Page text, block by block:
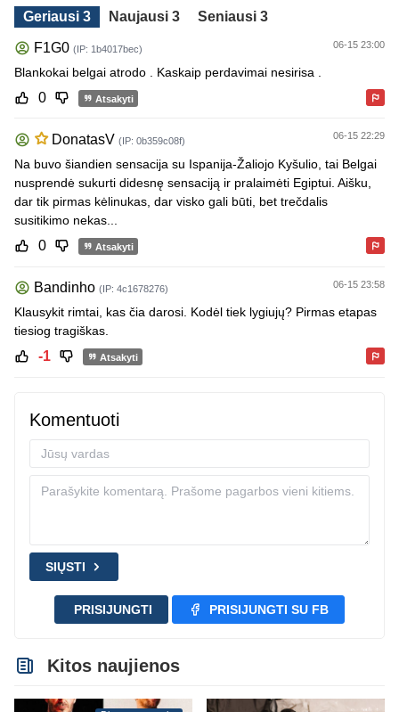
Geriausi 3 Naujausi 3 Seniausi 3
F1G0 (IP: 1b4017bec) 06-15 23:00
Blankokai belgai atrodo . Kaskaip perdavimai nesirisa .
0 Atsakyti
DonatasV (IP: 0b359c08f) 06-15 22:29
Na buvo šiandien sensacija su Ispanija-Žaliojo Kyšulio, tai Belgai
nusprendė sukurti didesnę sensaciją ir pralaimėti Egiptui. Aišku,
dar tik pirmas kėlinukas, dar visko gali būti, bet trečdalis
susitikimo nekas...
0 Atsakyti
Bandinho (IP: 4c1678276) 06-15 23:58
Klausykit rimtai, kas čia darosi. Kodėl tiek lygiujų? Pirmas etapas
tiesiog tragiškas.
-1 Atsakyti
Komentuoti
SIŲSTI
PRISIJUNGTI PRISIJUNGTI SU FB
Kitos naujienos